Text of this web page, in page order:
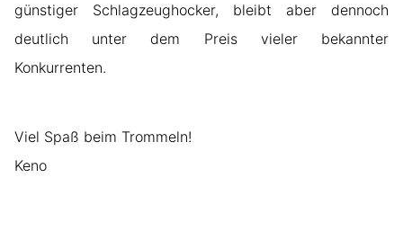
günstiger Schlagzeughocker, bleibt aber dennoch
deutlich unter dem Preis vieler bekannter
Konkurrenten.
Viel Spaß beim Trommeln!
Keno